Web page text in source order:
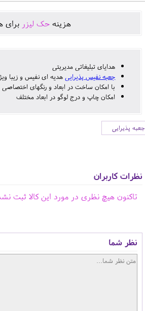
هزينهحک لیزر برای
هدایای تبلیغاتی مدیریتی
جعبه نفیس پذیرایی هدیه ای نفیس و زیبا
با امکان ساخت در ابعاد و رنگهای اختصاصی
امکان چاپ و درج لوگو در ابعاد مختلف
جعبه پذیرایی
نظرات کاربران
تاکنون هیچ نظری در مورد این کالا ثبت
نظر شما